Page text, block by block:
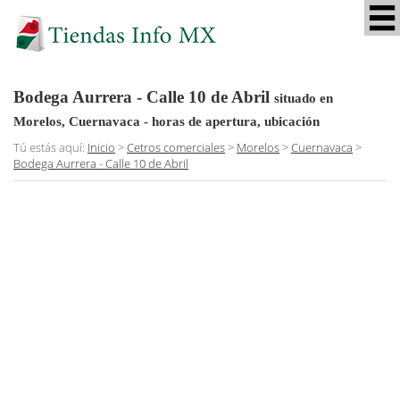
Bodega Aurrera - Calle 10 de Abril situado en
Morelos, Cuernavaca - horas de apertura, ubicación
Tú estás aquí: Inicio >Cetros comerciales> Morelos>Cuernavaca >
Bodega Aurrera - Calle 10 de Abril